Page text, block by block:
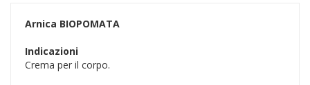
Arnica BIOPOMATA
Indicazioni
Crema per il corpo.